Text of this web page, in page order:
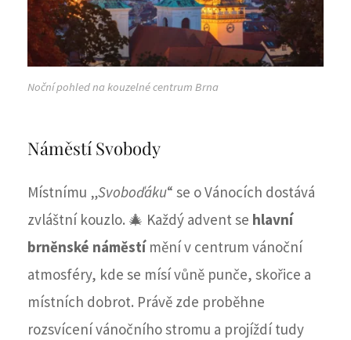
Noční pohled na kouzelné centrum Brna
Náměstí Svobody
Místnímu „Svoboďáku“ se o Vánocích dostává
zvláštní kouzlo. 🎄 Každý advent se hlavní
brněnské náměstímění v centrum vánoční
atmosféry, kde se mísí vůně punče, skořice a
místních dobrot. Právě zde proběhne
rozsvícení vánočního stromu a projíždí tudy